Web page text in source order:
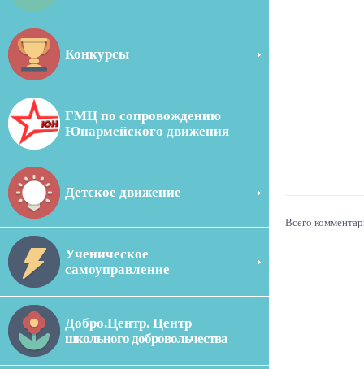
Конкурсы
ГМЦ по сопровождению
Юнармейского движения
Детское движение
Ученическое
самоуправление
Добро.Центр. Центр
школьного добровольчества
Всего